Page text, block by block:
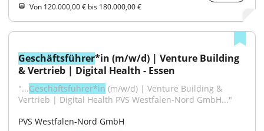
Von 120.000,00 € bis 180.000,00 €
Geschäftsführer*in (m/w/d) | Venture Building
& Vertrieb | Digital Health - Essen
"...Geschäftsführer*in (m/w/d) | Venture Building &
Vertrieb | Digital Health PVS Westfalen-Nord GmbH..."
PVS Westfalen-Nord GmbH